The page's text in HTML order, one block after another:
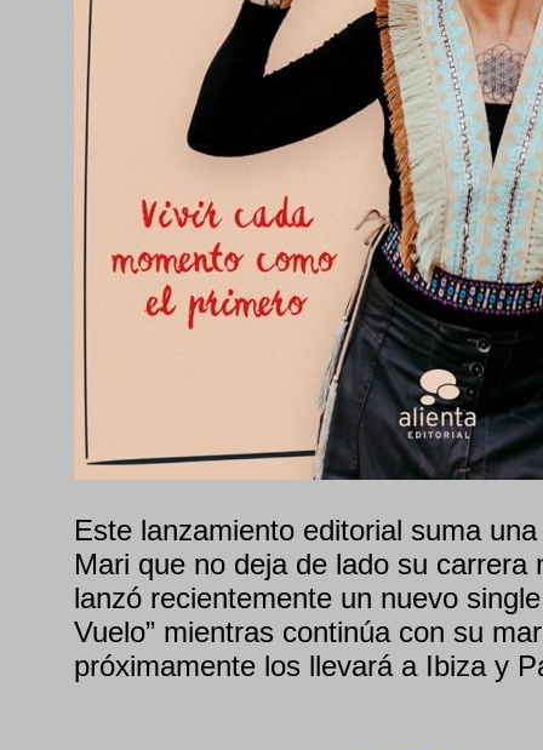
Este lanzamiento editorial suma
Mari que no deja de lado su carrera
lanzó recientemente un nuevo
Vuelo” mientras continúa con su
próximamente los llevará a Ibiza y